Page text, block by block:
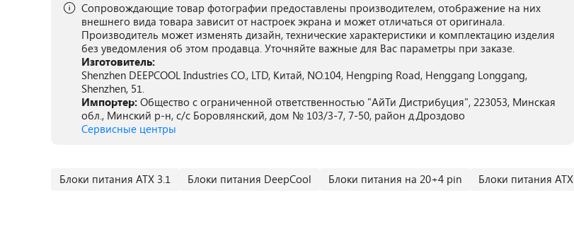
Сопровождающие товар фотографии предоставлены производителем, отображение на них
внешнего вида товара зависит от настроек экрана и может отличаться от оригинала.
Производитель может изменять дизайн, технические характеристики и комплектацию изделия
без уведомления об этом продавца. Уточняйте важные для Вас параметры при заказе.
Изготовитель:
Shenzhen DEEPCOOL Industries CO., LTD, Китай, NO.104, Hengping Road, Henggang Longgang,
Shenzhen, 51.
Импортер: Общество с ограниченной ответственностью "АйТи Дистрибуция", 223053, Минская
обл., Минский р-н, с/с Боровлянский, дом № 103/3-7, 7-50, район д.Дроздово
Сервисные центры
Блоки питания ATX 3.1 Блоки питания DeepCool Блоки питания на 20+4 pin Блоки питания ATX